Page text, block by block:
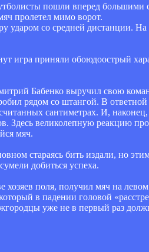
пошли вперед большими
пролетел мимо ворот.
со средней дистанции. На
игра приняли обоюдоострый
Бабенко выручил свою
рядом со штангой. В
сантиметрах. И,
Здесь великолепную реакцию
мяч.
стараясь бить издали, но
добиться успеха.
поля, получил мяч на
в падении головой
уже не в первый раз